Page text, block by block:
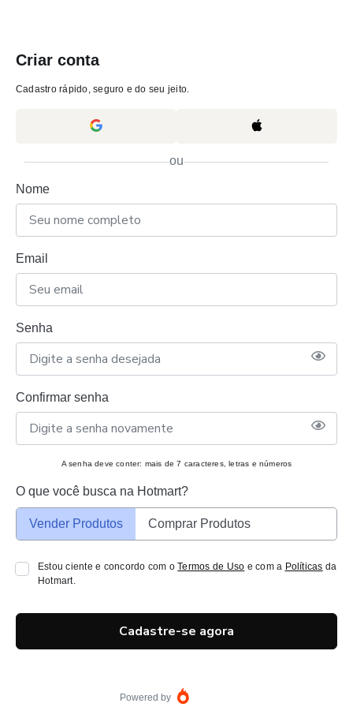
Criar conta
Cadastro rápido, seguro e do seu jeito.
ou
Nome
Email
Senha
Confirmar senha
A senha deve conter: mais de 7 caracteres, letras e números
O que você busca na Hotmart?
Vender Produtos Comprar Produtos
Estou ciente e concordo com oTermos de Uso e com a Políticas da
Hotmart.
Cadastre-se agora
Powered by